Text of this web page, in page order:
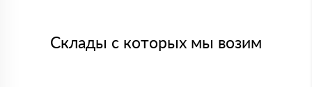
Склады с которых мы возим